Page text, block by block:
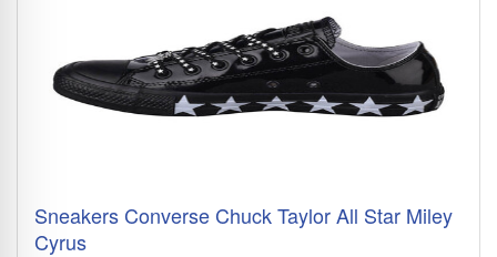
Sneakers Converse Chuck Taylor All Star Miley
Cyrus